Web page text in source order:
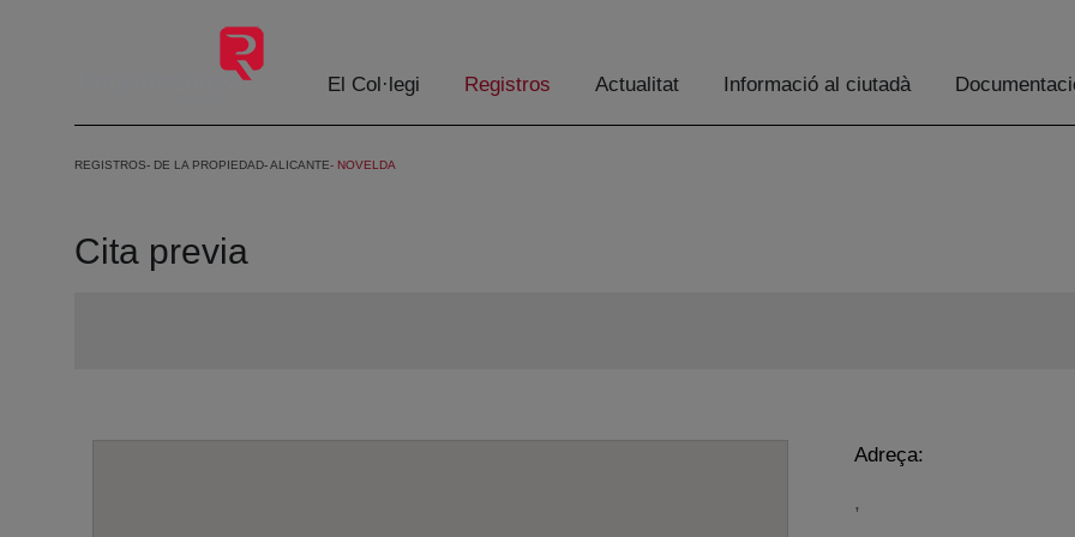
Salta al contingut principal
El Col·legi Registros Actualitat Informació al ciutadà
REGISTROS DE LA PROPIEDAD ALICANTE NOVELDA
Cita previa
Adreça:
,